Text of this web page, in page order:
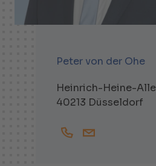
Peter von der Ohe
Heinrich-Heine-
40213 Düsseldorf
+49211137070